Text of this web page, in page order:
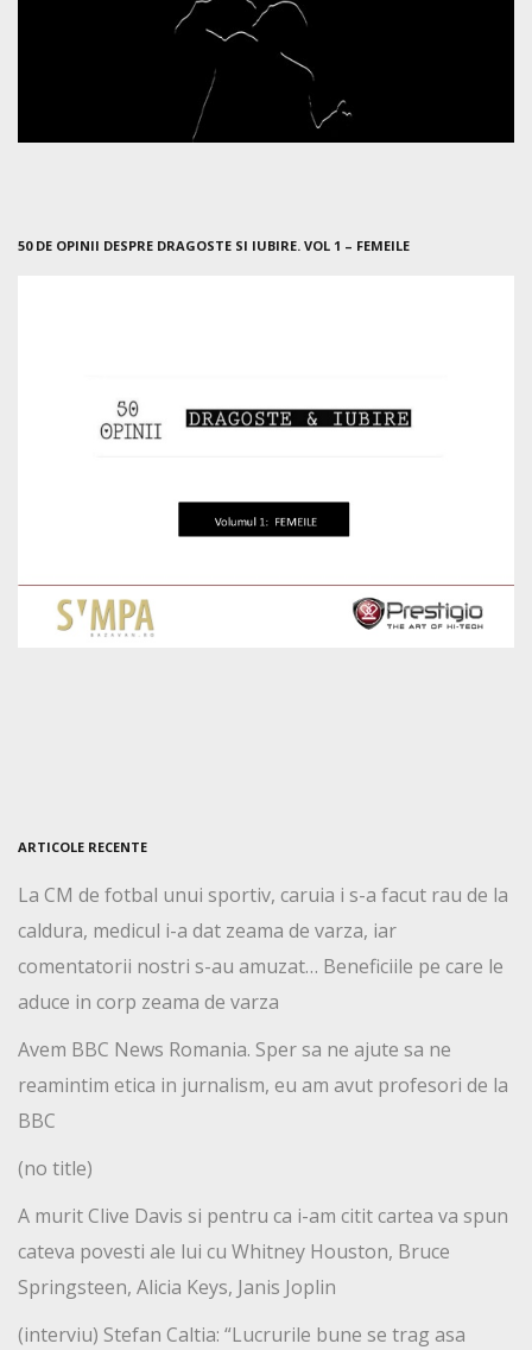
50 DE OPINII DESPRE DRAGOSTE SI IUBIRE. VOL 1 – FEMEILE
ARTICOLE RECENTE
La CM de fotbal unui sportiv, caruia i s-a facut rau de la
caldura, medicul i-a dat zeama de varza, iar
comentatorii nostri s-au amuzat… Beneficiile pe care le
aduce in corp zeama de varza
Avem BBC News Romania. Sper sa ne ajute sa ne
reamintim etica in jurnalism, eu am avut profesori de la
BBC
(no title)
A murit Clive Davis si pentru ca i-am citit cartea va spun
cateva povesti ale lui cu Whitney Houston, Bruce
Springsteen, Alicia Keys, Janis Joplin
(interviu) Stefan Caltia: “Lucrurile bune se trag asa